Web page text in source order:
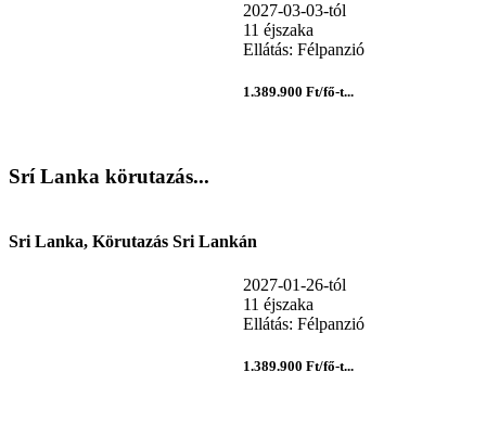
2027-03-03-tól
11 éjszaka
Ellátás: Félpanzió
1.389.900 Ft/fő-t...
Srí Lanka körutazás...
Sri Lanka, Körutazás Sri Lankán
2027-01-26-tól
11 éjszaka
Ellátás: Félpanzió
1.389.900 Ft/fő-t...